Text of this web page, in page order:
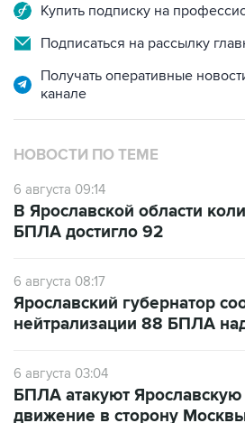
Купить подписку на
Подписаться на рассылку
Получать оперативные
канале
НОВОСТИ ПО ТЕМЕ
6 августа 09:14
В Ярославской области
БПЛА достигло 92
6 августа 08:17
Ярославский губернатор
нейтрализации 88 БПЛА
6 августа 03:04
БПЛА атакуют Ярославскую
движение в сторону